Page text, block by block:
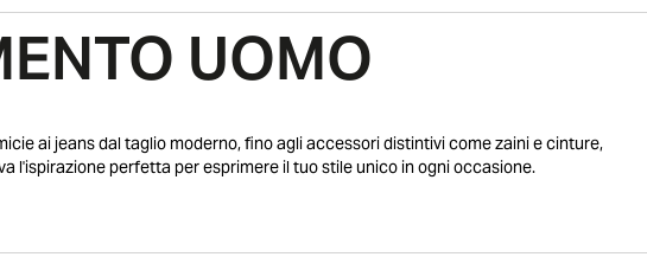
UOMO
ai jeans dal taglio moderno, fino agli accessori distintivi come zaini e cinture,
l'ispirazione perfetta per esprimere il tuo stile unico in ogni occasione.